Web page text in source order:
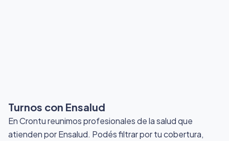
Turnos con Ensalud
En Crontu reunimos profesionales de la salud que
atienden por Ensalud. Podés filtrar por tu cobertura,